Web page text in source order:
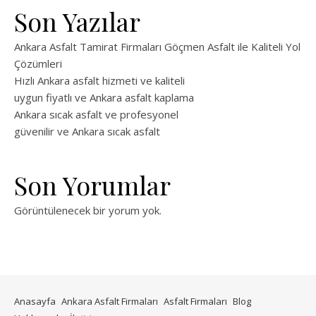
Son Yazılar
Ankara Asfalt Tamirat Firmaları Göçmen Asfalt ile Kaliteli Yol
Çözümleri
Hızlı Ankara asfalt hizmeti ve kaliteli
uygun fiyatlı ve Ankara asfalt kaplama
Ankara sıcak asfalt ve profesyonel
güvenilir ve Ankara sıcak asfalt
Son Yorumlar
Görüntülenecek bir yorum yok.
Anasayfa Ankara Asfalt Firmaları Asfalt Firmaları Blog